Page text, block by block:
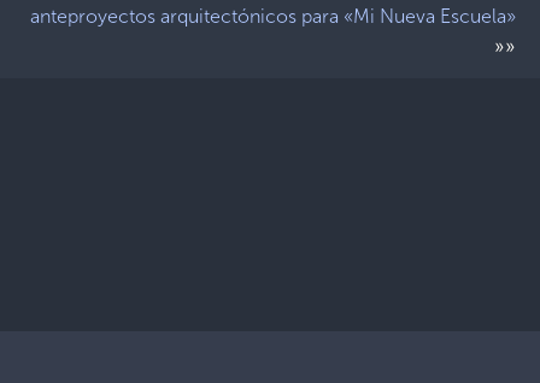
anteproyectos arquitectónicos para «Mi Nueva Escuela»
»»